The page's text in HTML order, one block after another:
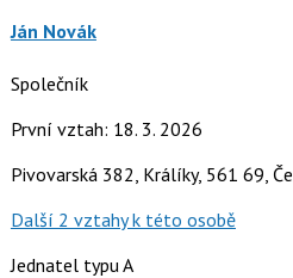
Ján Novák
Společník
První vztah: 18. 3. 2026
Pivovarská 382, Králíky, 561 69,
Další 2 vztahy k této osobě
Jednatel typu A